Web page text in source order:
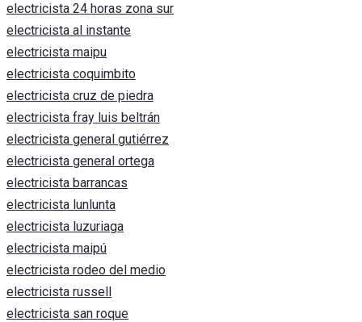
electricista 24 horas zona sur
electricista al instante
electricista maipu
electricista coquimbito
electricista cruz de piedra
electricista fray luis beltrán
electricista general gutiérrez
electricista general ortega
electricista barrancas
electricista lunlunta
electricista luzuriaga
electricista maipú
electricista rodeo del medio
electricista russell
electricista san roque